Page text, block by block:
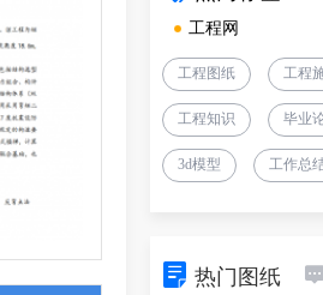
工程网
工程图纸 工程
工程知识 毕业
3d模型 工作总
热门图纸